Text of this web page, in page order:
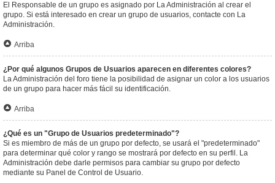
El Responsable de un grupo es asignado por La Administración al crear el
grupo. Si está interesado en crear un grupo de usuarios, contacte con La
Administración.
Arriba
¿Por qué algunos Grupos de Usuarios aparecen en diferentes colores?
La Administración del foro tiene la posibilidad de asignar un color a los usuarios
de un grupo para hacer más fácil su identificación.
Arriba
¿Qué es un "Grupo de Usuarios predeterminado"?
Si es miembro de más de un grupo por defecto, se usará el "predeterminado"
para determinar qué color y rango se mostrará por defecto en su perfil. La
Administración debe darle permisos para cambiar su grupo por defecto
mediante su Panel de Control de Usuario.